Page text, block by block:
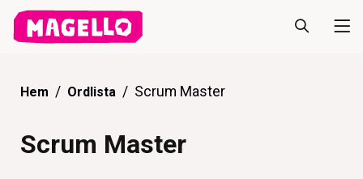
Hem Ordlista Scrum Master
Scrum Master